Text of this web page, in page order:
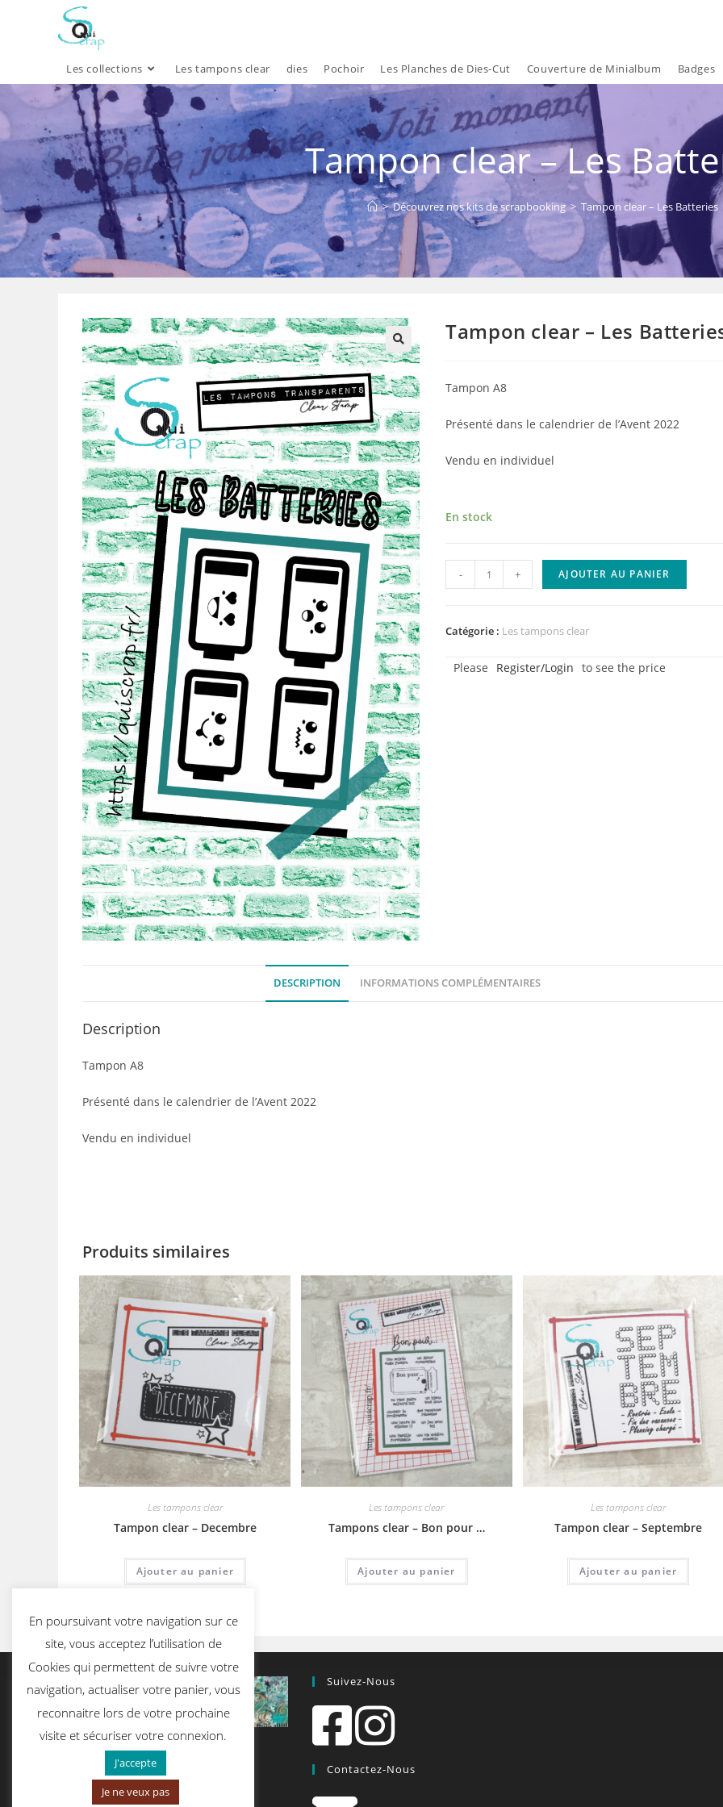
Les collections Les tampons clear dies Pochoir Les Planches de Dies-Cut Couverture de Minialbum Badges
Tampon clear – Les
> Découvrez nos kits de scrapbooking > Tampon clear – Les Batteries
Tampon clear – Les
Tampon A8
Présenté dans le calendrier de l’Avent 2022
Vendu en individuel
En stock
quantité
de
clear
Les
- + AJOUTER AU PANIER
Catégorie : Les tampons clear
Please Register/Login to see the price
DESCRIPTION INFORMATIONS COMPLÉMENTAIRES
Description
Tampon A8
Présenté dans le calendrier de l’Avent 2022
Vendu en individuel
Produits similaires
Les tampons clear
Tampon clear – Decembre
Ajouter au panier
Les tampons clear
Tampons clear – Bon pour …
Ajouter au panier
Les tampons clear
Tampon clear – Septembre
Ajouter au panier
Suivez-Nous
Contactez-Nous
En poursuivant votre navigation sur ce
site, vous acceptez l’utilisation de
Cookies qui permettent de suivre votre
navigation, actualiser votre panier, vous
reconnaitre lors de votre prochaine
visite et sécuriser votre connexion.
J'accepte
Je ne veux pas